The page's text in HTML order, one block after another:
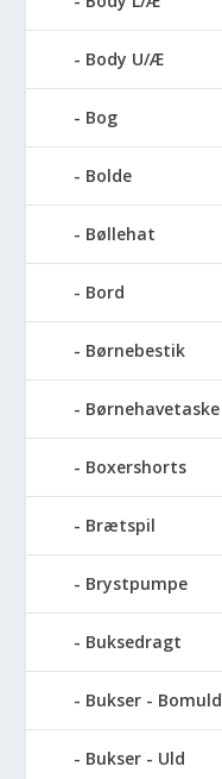
Body U/Æ
Bog
Bolde
Bøllehat
Bord
Børnebestik
Børnehavetaske
Boxershorts
Brætspil
Brystpumpe
Buksedragt
Bukser - Bomuld
Bukser - Uld